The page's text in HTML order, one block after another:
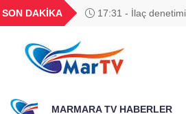
SON DAKİKA 17:31 - İlaç
BGN
27,9743
0,0018
MARMARA TV HABERLER